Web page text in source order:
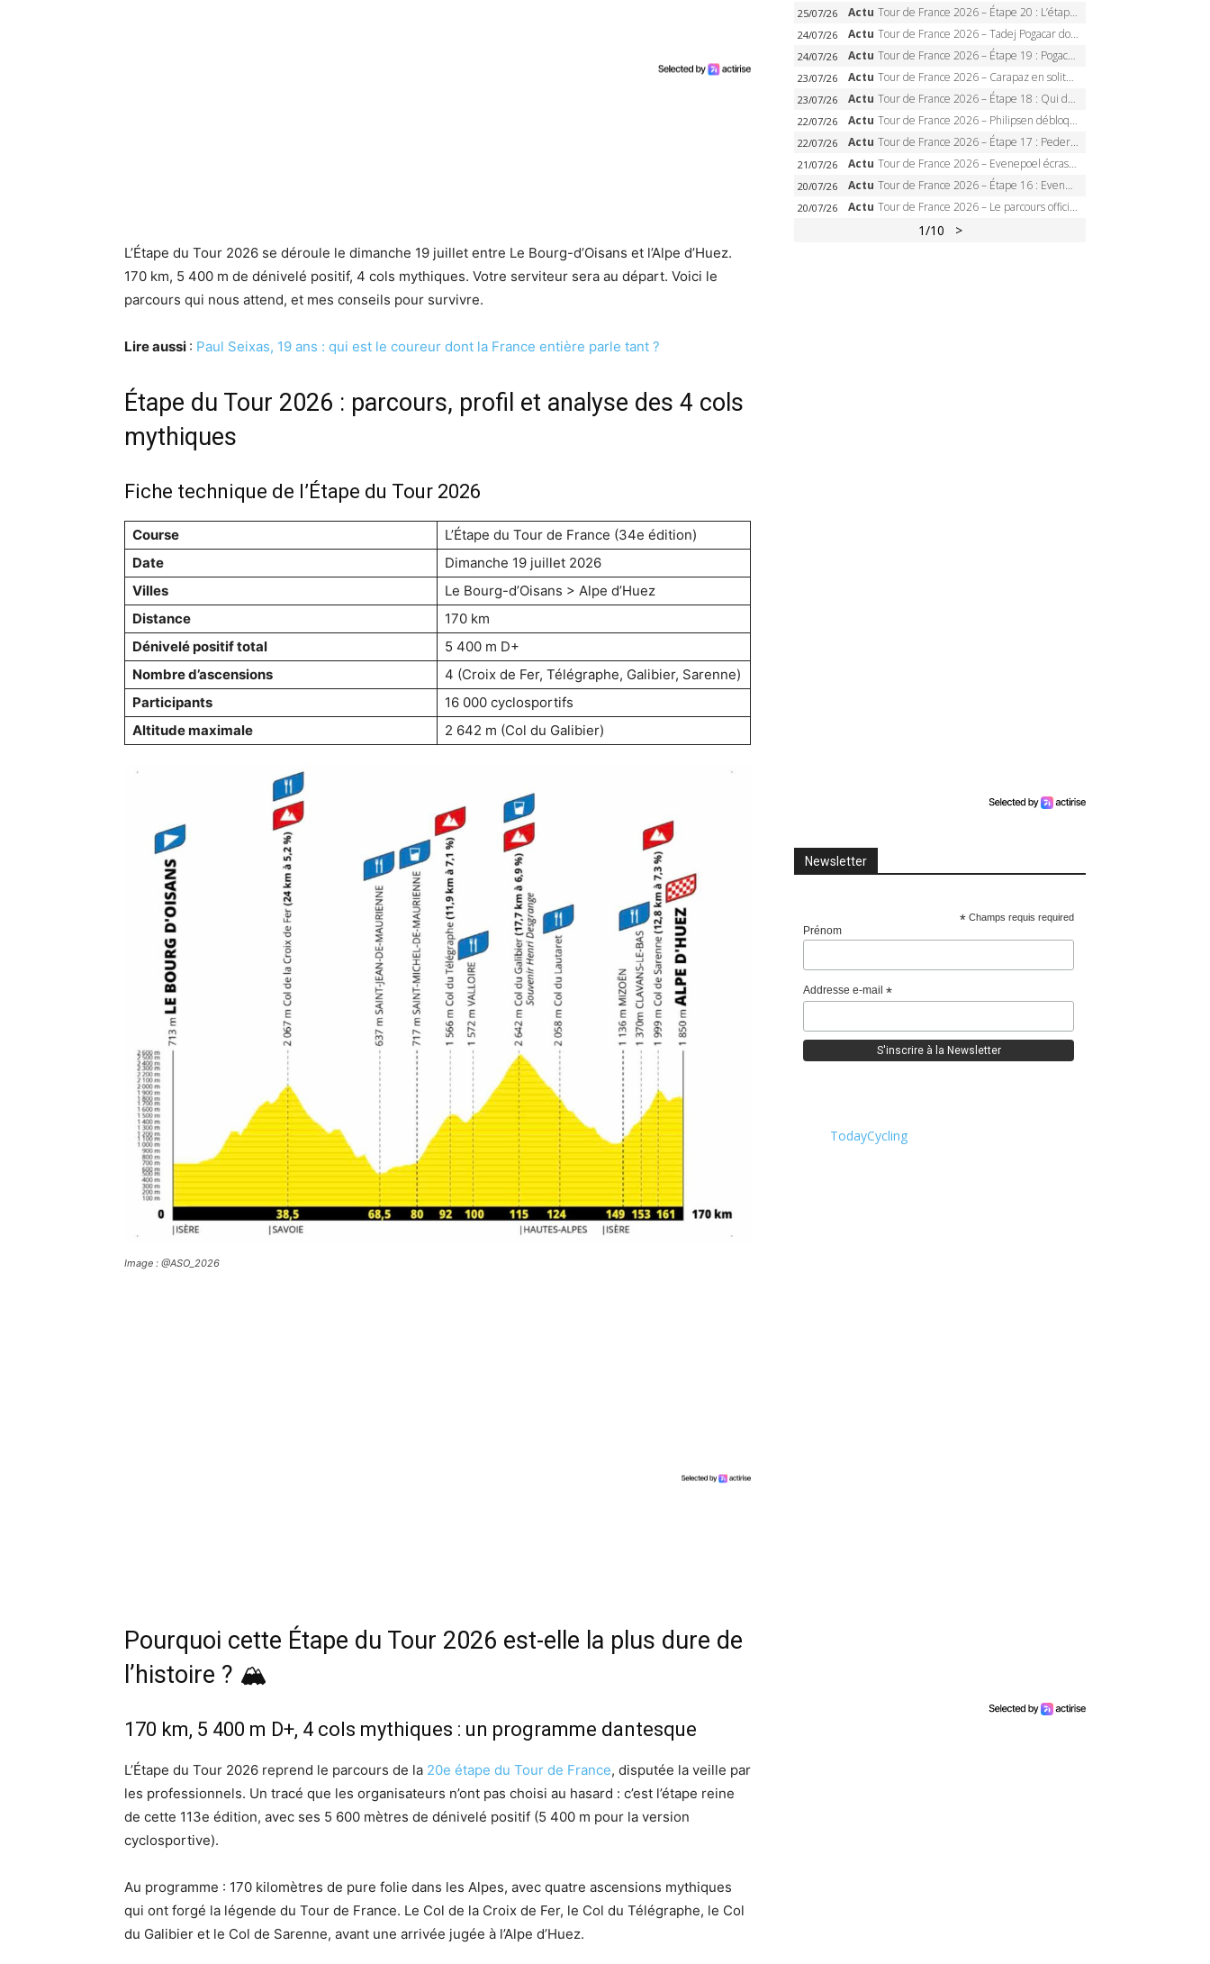
L’Étape du Tour 2026 se déroule le dimanche 19 juillet entre Le Bourg-d’Oisans et l’Alpe d’Huez.
170 km, 5 400 m de dénivelé positif, 4 cols mythiques. Votre serviteur sera au départ. Voici le
parcours qui nous attend, et mes conseils pour survivre.
Lire aussi : Paul Seixas, 19 ans : qui est le coureur dont la France entière parle tant ?
Étape du Tour 2026 : parcours, profil et analyse des 4 cols
mythiques
Fiche technique de l’Étape du Tour 2026
Course
L’Étape du Tour de France (34e édition)
Date
Dimanche 19 juillet 2026
Villes
Le Bourg-d’Oisans > Alpe d’Huez
Distance
170 km
Dénivelé positif total
5 400 m D+
Nombre d’ascensions
4 (Croix de Fer, Télégraphe, Galibier, Sarenne)
Participants
16 000 cyclosportifs
Altitude maximale
2 642 m (Col du Galibier)
Image : @ASO_2026
Pourquoi cette Étape du Tour 2026 est-elle la plus dure de
l’histoire ? 🏔️
170 km, 5 400 m D+, 4 cols mythiques : un programme dantesque
L’Étape du Tour 2026 reprend le parcours de la 20e étape du Tour de France, disputée la veille par
les professionnels. Un tracé que les organisateurs n’ont pas choisi au hasard : c’est l’étape reine
de cette 113e édition, avec ses 5 600 mètres de dénivelé positif (5 400 m pour la version
cyclosportive).
Au programme : 170 kilomètres de pure folie dans les Alpes, avec quatre ascensions mythiques
qui ont forgé la légende du Tour de France. Le Col de la Croix de Fer, le Col du Télégraphe, le Col
du Galibier et le Col de Sarenne, avant une arrivée jugée à l’Alpe d’Huez.
25/07/26 Actu Tour de France 2026 – Étape 20 : L’étape reine, Galibier, Sarenne, Alpe d’Huez, qui succédera à Pogacar ?
24/07/26 Actu Tour de France 2026 – Tadej Pogacar dompte l’Alpe d’Huez, 5e victoire, record de Pantani pulvérisé
24/07/26 Actu Tour de France 2026 – Étape 19 : Pogacar peut-il enfin dompter l’Alpe d’Huez ?
23/07/26 Actu Tour de France 2026 – Carapaz en solitaire à Orcières-Merlette, Paret-Peintre à un point du maillot à pois
23/07/26 Actu Tour de France 2026 – Étape 18 : Qui domptera Orcières-Merlette, première marche vers l’Alpe d’Huez ?
22/07/26 Actu Tour de France 2026 – Philipsen débloque son compteur à Voiron, Pedersen en danger pour le maillot vert
22/07/26 Actu Tour de France 2026 – Étape 17 : Pedersen peut-il verrouiller le maillot vert à Voiron ?
21/07/26 Actu Tour de France 2026 – Evenepoel écrase le chrono d’Évian, Seixas 4e, Lipowitz abandonne
20/07/26 Actu Tour de France 2026 – Étape 16 : Evenepoel, Pogacar, Ganna… qui domptera le chrono d’Évian pour redessiner le podium ?
20/07/26 Actu Tour de France 2026 – Le parcours officiel complet : 21 étapes, profils, carte et dates
1/10 >
Newsletter
* Champs requis required
Prénom
Addresse e-mail *
TodayCycling